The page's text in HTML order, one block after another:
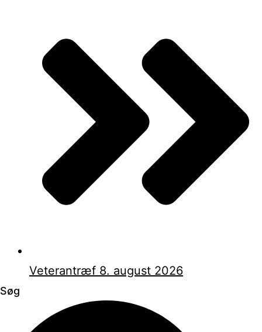
Veterantræf 8. august 2026
Søg